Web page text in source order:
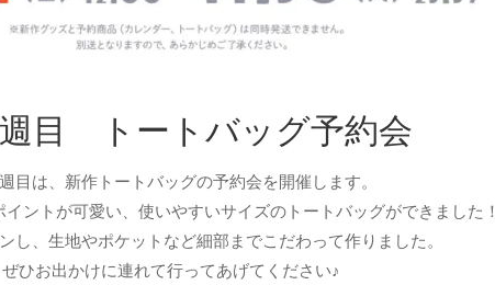
目 トートバッグ予約会
目は、新作トートバッグの予約会を開催します。
イントが可愛い、使いやすいサイズのトートバッグができました！
し、生地やポケットなど細部までこだわって作りました。
ぜひお出かけに連れて行ってあげてください♪